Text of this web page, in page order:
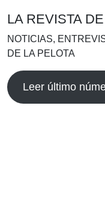
LA REVISTA
NOTICIAS,
DE LA PELOTA
Leer último